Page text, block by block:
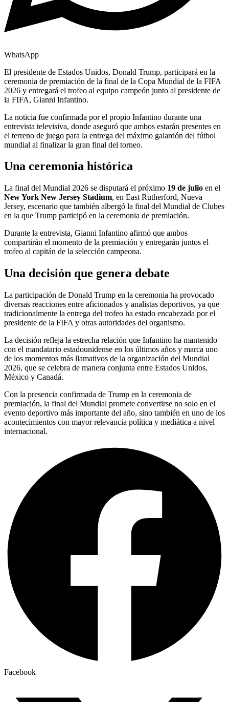
WhatsApp
El presidente de Estados Unidos, Donald Trump, participará en la
ceremonia de premiación de la final de la Copa Mundial de la FIFA
2026 y entregará el trofeo al equipo campeón junto al presidente de
la FIFA, Gianni Infantino.
La noticia fue confirmada por el propio Infantino durante una
entrevista televisiva, donde aseguró que ambos estarán presentes en
el terreno de juego para la entrega del máximo galardón del fútbol
mundial al finalizar la gran final del torneo.
Una ceremonia histórica
La final del Mundial 2026 se disputará el próximo 19 de julio en el
New York New Jersey Stadium, en East Rutherford, Nueva
Jersey, escenario que también albergó la final del Mundial de Clubes
en la que Trump participó en la ceremonia de premiación.
Durante la entrevista, Gianni Infantino afirmó que ambos
compartirán el momento de la premiación y entregarán juntos el
trofeo al capitán de la selección campeona.
Una decisión que genera debate
La participación de Donald Trump en la ceremonia ha provocado
diversas reacciones entre aficionados y analistas deportivos, ya que
tradicionalmente la entrega del trofeo ha estado encabezada por el
presidente de la FIFA y otras autoridades del organismo.
La decisión refleja la estrecha relación que Infantino ha mantenido
con el mandatario estadounidense en los últimos años y marca uno
de los momentos más llamativos de la organización del Mundial
2026, que se celebra de manera conjunta entre Estados Unidos,
México y Canadá.
Con la presencia confirmada de Trump en la ceremonia de
premiación, la final del Mundial promete convertirse no solo en el
evento deportivo más importante del año, sino también en uno de los
acontecimientos con mayor relevancia política y mediática a nivel
internacional.
Facebook